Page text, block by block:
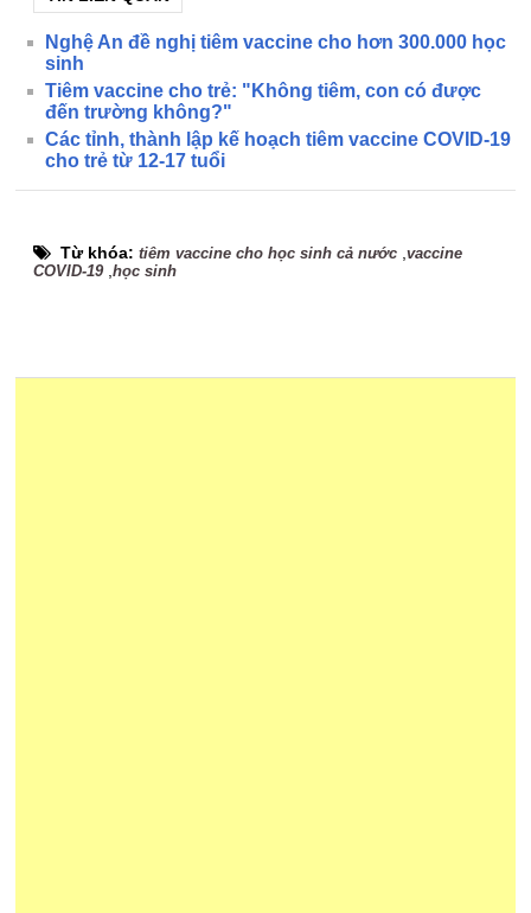
Nghệ An đề nghị tiêm vaccine cho hơn 300.000 học
sinh
Tiêm vaccine cho trẻ: "Không tiêm, con có được
đến trường không?"
Các tỉnh, thành lập kế hoạch tiêm vaccine COVID-19
cho trẻ từ 12-17 tuổi
Từ khóa:tiêm vaccine cho học sinh cả nước ,vaccine
COVID-19,học sinh